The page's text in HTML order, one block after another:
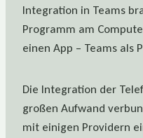
Integration in Teams
Programm am
einen App – Teams als
Die Integration der
großen Aufwand
mit einigen Providern